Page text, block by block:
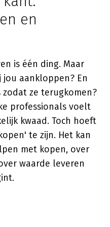
en
is één ding. Maar
aankloppen? En
ze terugkomen?
professionals voelt
kwaad. Toch hoeft
te zijn. Het kan
met kopen, over
waarde leveren